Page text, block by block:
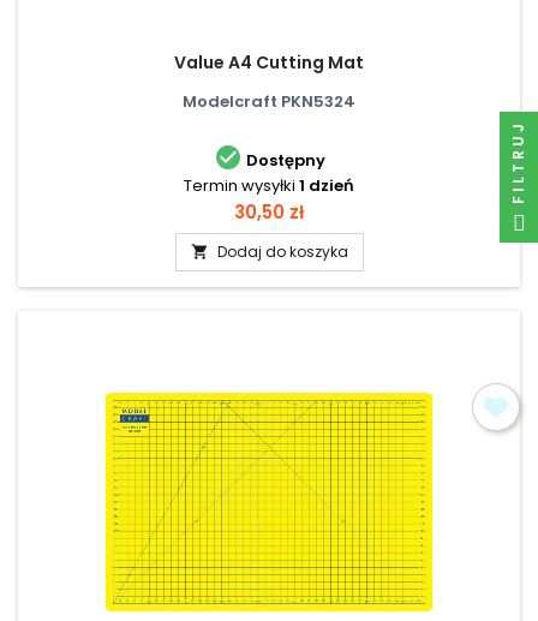
Value A4 Cutting Mat
Modelcraft PKN5324
 Dostępny
Termin wysyłki 1 dzień
Cena
30,50 zł
 Dodaj do koszyka
FILTRUJ